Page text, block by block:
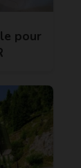
pour